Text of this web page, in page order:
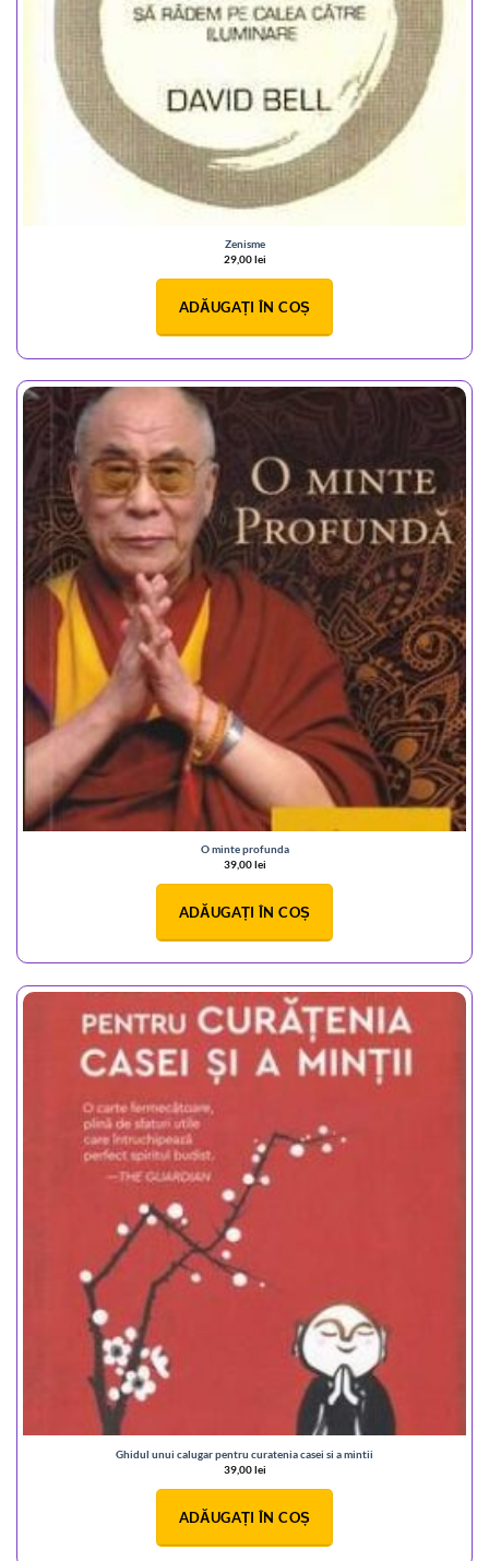
Zenisme
29,00lei
ADĂUGAȚI ÎN COȘ
O minte profunda
39,00lei
ADĂUGAȚI ÎN COȘ
Ghidul unui calugar pentru curatenia casei si a mintii
39,00lei
ADĂUGAȚI ÎN COȘ